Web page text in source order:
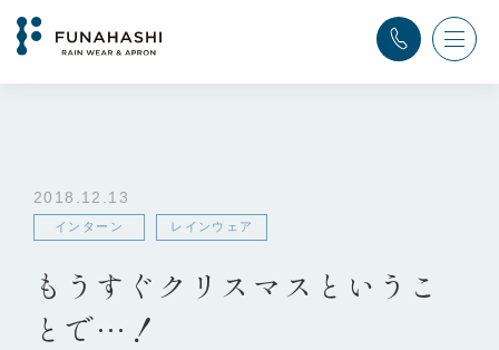
TOP
もうすぐクリスマスということで…！
2018.12.13
インターン レインウェア
もうすぐクリスマスというこ
とで…！